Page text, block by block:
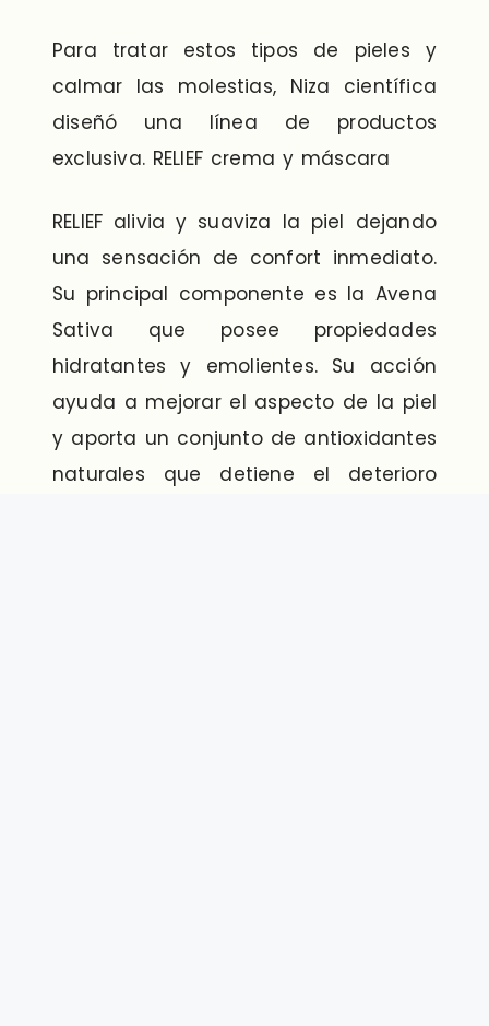
Para tratar estos tipos de pieles y
calmar las molestias, Niza científica
diseñó una línea de productos
exclusiva. RELIEF crema y máscara
RELIEF alivia y suaviza la piel dejando
una sensación de confort inmediato.
Su principal componente es la Avena
Sativa que posee propiedades
hidratantes y emolientes. Su acción
ayuda a mejorar el aspecto de la piel
y aporta un conjunto de antioxidantes
naturales que detiene el deterioro